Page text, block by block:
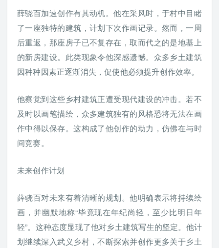
薛骁百加速创作有其动机。他在采风时，于村中目睹
了一座独特的建筑，计划下次作画记录。然而，一周
后重返，那座房子已不复存在，取而代之的是地基上
的新房建设。此类现象令他深感遗憾。众多乡土建筑
因种种因素正逐渐消失，促使他必须提升创作效率。
他察觉到这些乡村建筑正遭受现代建设的冲击。若不
及时以画笔描绘，众多建筑独有的风格恐将无法在画
作中得以保存。这构成了他创作的动力，仿佛在与时
间竞赛。
未来创作计划
薛骁百对未来有着清晰的规划。他明确表示将持续绘
画，并幽默地称“毕竟现在年纪尚轻，至少比明日年
轻”。这种态度显现了他对乡土建筑写生的坚定。他计
划继续深入武义乡村，不断探索并创作更多关于乡土